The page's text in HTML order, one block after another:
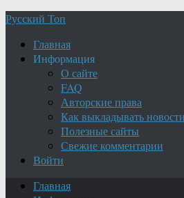
Русский Топ
Главная
Информация
О сайте
FAQ
Авторские права
Как выкладывать новости
Полезные сайты
Свежие комментарии
Войти
Главная